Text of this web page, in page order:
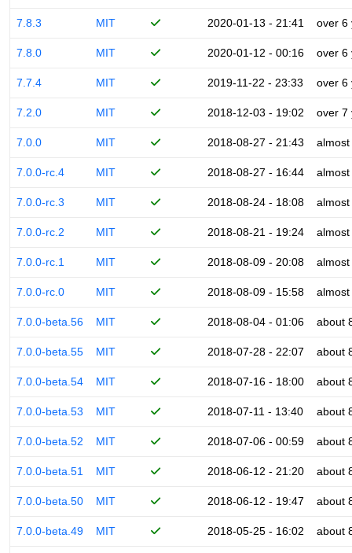
7.8.3 MIT 2020-01-13 - 21:41 over 6
7.8.0 MIT 2020-01-12 - 00:16 over 6
7.7.4 MIT 2019-11-22 - 23:33 over 6
7.2.0 MIT 2018-12-03 - 19:02 over 7
7.0.0 MIT 2018-08-27 - 21:43
7.0.0-rc.4 MIT 2018-08-27 - 16:44
7.0.0-rc.3 MIT 2018-08-24 - 18:08
7.0.0-rc.2 MIT 2018-08-21 - 19:24
7.0.0-rc.1 MIT 2018-08-09 - 20:08
7.0.0-rc.0 MIT 2018-08-09 - 15:58
7.0.0-beta.56 MIT 2018-08-04 - 01:06 about
7.0.0-beta.55 MIT 2018-07-28 - 22:07 about
7.0.0-beta.54 MIT 2018-07-16 - 18:00 about
7.0.0-beta.53 MIT 2018-07-11 - 13:40 about
7.0.0-beta.52 MIT 2018-07-06 - 00:59 about
7.0.0-beta.51 MIT 2018-06-12 - 21:20 about
7.0.0-beta.50 MIT 2018-06-12 - 19:47 about
7.0.0-beta.49 MIT 2018-05-25 - 16:02 about